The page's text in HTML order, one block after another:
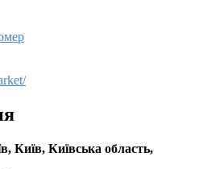
Київ, Київська область,